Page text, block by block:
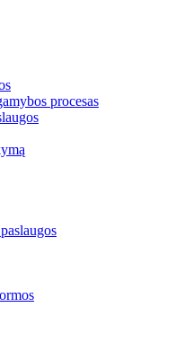
procesas